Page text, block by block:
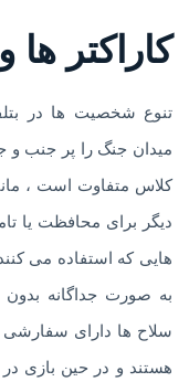
کاراکتر
تنوع شخصیت ها در
میدان جنگ را پر جنب
کلاس متفاوت است ،
دیگر برای محافظت یا
هایی که استفاده می
به صورت جداگانه بدون
سلاح ها دارای
هستند و در حین بازی